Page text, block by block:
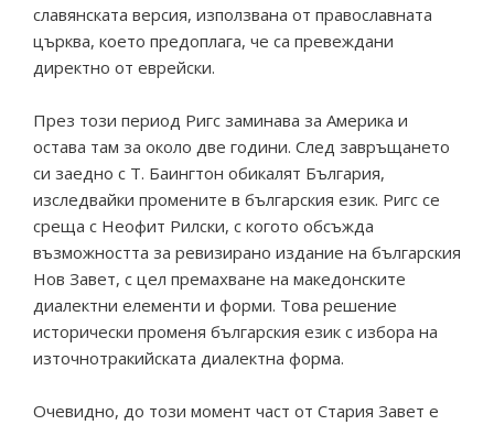
славянската версия, използвана от православната
църква, което предоплага, че са превеждани
директно от еврейски.
През този период Ригс заминава за Америка и
остава там за около две години. След завръщането
си заедно с Т. Баингтон обикалят България,
изследвайки промените в българския език. Ригс се
среща с Неофит Рилски, с когото обсъжда
възможността за ревизирано издание на българския
Нов Завет, с цел премахване на македонските
диалектни елементи и форми. Това решение
исторически променя българския език с избора на
източнотракийската диалектна форма.
Oчевидно, до този момент част от Стария Завет е